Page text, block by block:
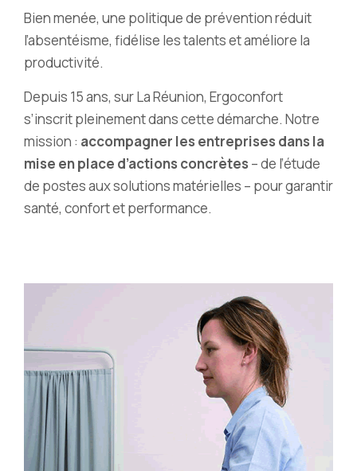
Bien menée, une politique de prévention réduit
l’absentéisme, fidélise les talents et améliore la
productivité.
Depuis 15 ans, sur La Réunion, Ergoconfort
s’inscrit pleinement dans cette démarche. Notre
mission : accompagner les entreprises dans la
mise en place d’actions concrètes – de l’étude
de postes aux solutions matérielles – pour garantir
santé, confort et performance.